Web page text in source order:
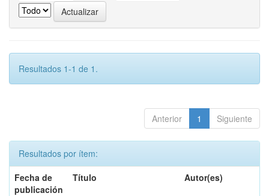
Resultados 1-1 de 1.
Anterior 1 Siguiente
Resultados por ítem:
Fecha de
publicación
Título Autor(es)